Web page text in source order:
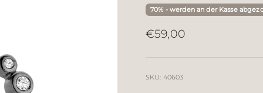
70% - werden an der Kasse
Angebot
€59,00
SKU: 40603